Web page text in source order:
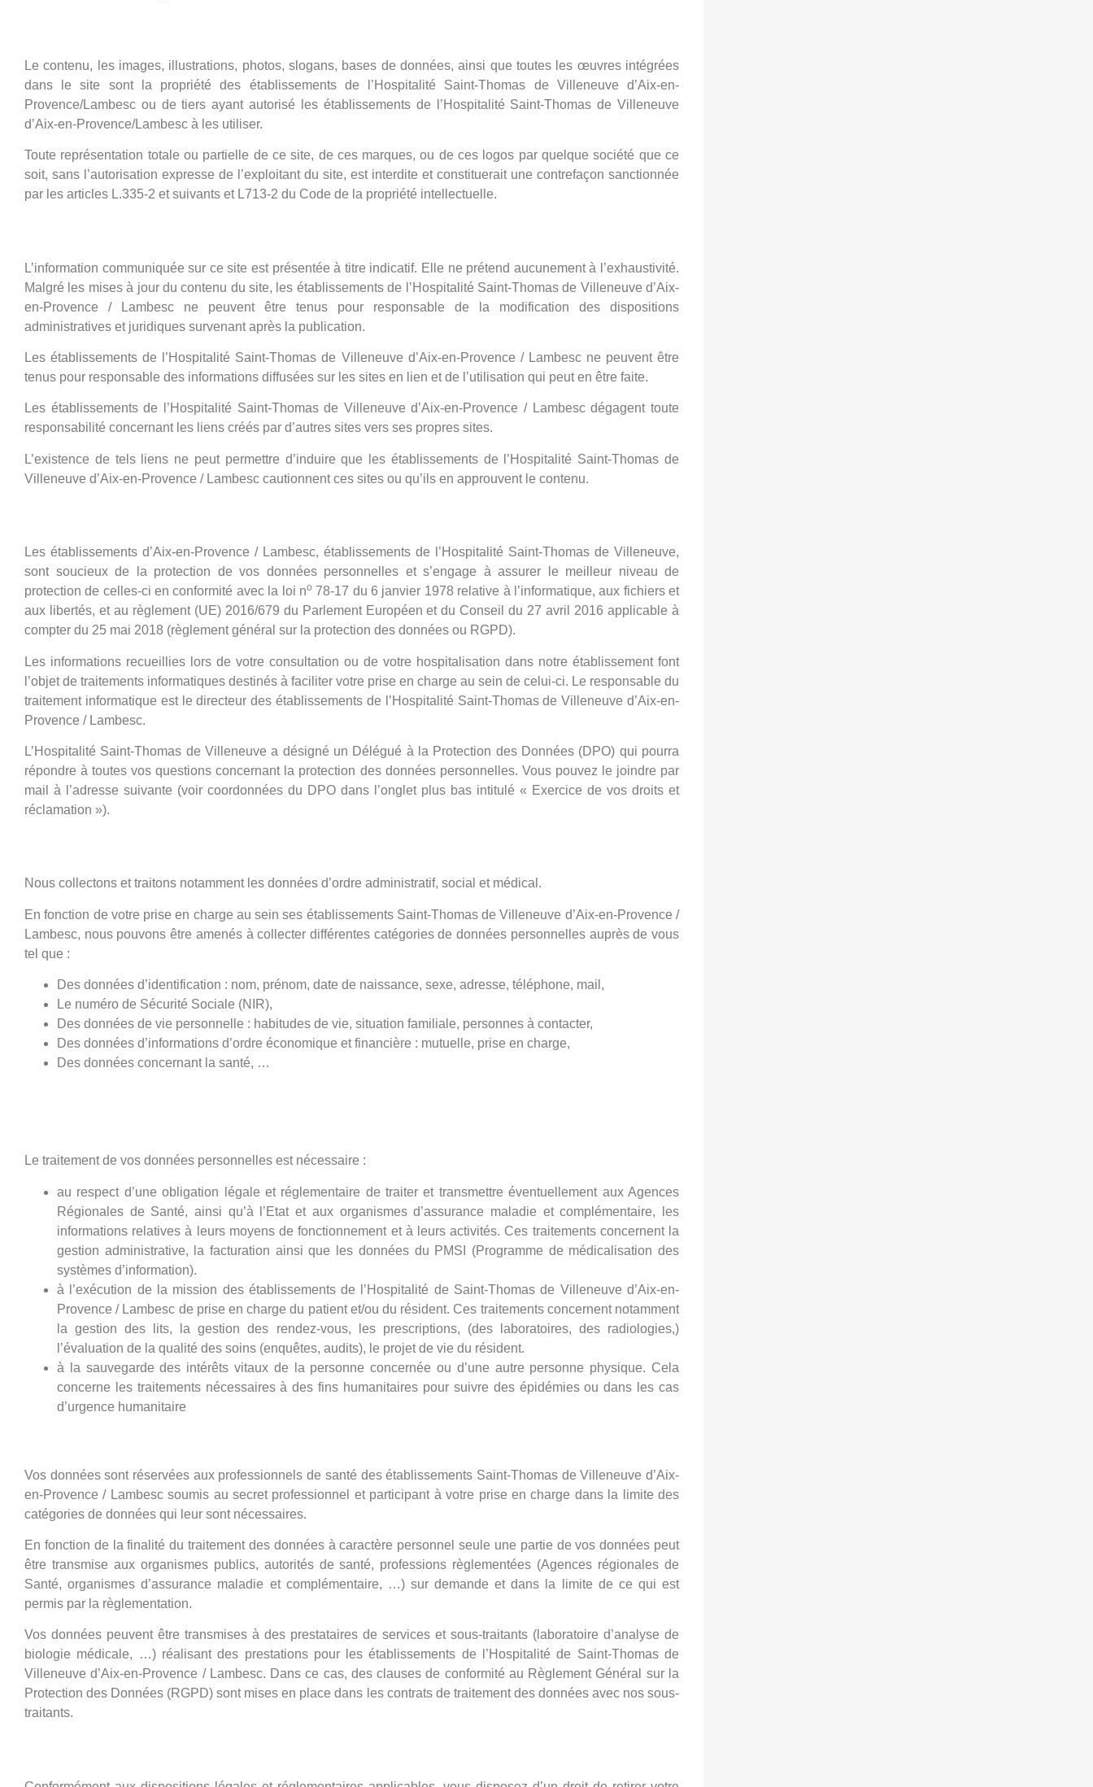
Le contenu, les images, illustrations, photos, slogans, bases de données, ainsi que toutes les œuvres intégrées
dans le site sont la propriété des établissements de l’Hospitalité Saint-Thomas de Villeneuve d’Aix-en-
Provence/Lambesc ou de tiers ayant autorisé les établissements de l’Hospitalité Saint-Thomas de Villeneuve
d’Aix-en-Provence/Lambesc à les utiliser.
Toute représentation totale ou partielle de ce site, de ces marques, ou de ces logos par quelque société que ce
soit, sans l’autorisation expresse de l’exploitant du site, est interdite et constituerait une contrefaçon sanctionnée
par les articles L.335-2 et suivants et L713-2 du Code de la propriété intellectuelle.
L’information communiquée sur ce site est présentée à titre indicatif. Elle ne prétend aucunement à l’exhaustivité.
Malgré les mises à jour du contenu du site, les établissements de l’Hospitalité Saint-Thomas de Villeneuve d’Aix-
en-Provence / Lambesc ne peuvent être tenus pour responsable de la modification des dispositions
administratives et juridiques survenant après la publication.
Les établissements de l’Hospitalité Saint-Thomas de Villeneuve d’Aix-en-Provence / Lambesc ne peuvent être
tenus pour responsable des informations diffusées sur les sites en lien et de l’utilisation qui peut en être faite.
Les établissements de l’Hospitalité Saint-Thomas de Villeneuve d’Aix-en-Provence / Lambesc dégagent toute
responsabilité concernant les liens créés par d’autres sites vers ses propres sites.
L’existence de tels liens ne peut permettre d’induire que les établissements de l’Hospitalité Saint-Thomas de
Villeneuve d’Aix-en-Provence / Lambesc cautionnent ces sites ou qu’ils en approuvent le contenu.
Les établissements d’Aix-en-Provence / Lambesc, établissements de l’Hospitalité Saint-Thomas de Villeneuve,
sont soucieux de la protection de vos données personnelles et s’engage à assurer le meilleur niveau de
protection de celles-ci en conformité avec la loi no 78-17 du 6 janvier 1978 relative à l’informatique, aux fichiers et
aux libertés, et au règlement (UE) 2016/679 du Parlement Européen et du Conseil du 27 avril 2016 applicable à
compter du 25 mai 2018 (règlement général sur la protection des données ou RGPD).
Les informations recueillies lors de votre consultation ou de votre hospitalisation dans notre établissement font
l’objet de traitements informatiques destinés à faciliter votre prise en charge au sein de celui-ci. Le responsable du
traitement informatique est le directeur des établissements de l’Hospitalité Saint-Thomas de Villeneuve d’Aix-en-
Provence / Lambesc.
L’Hospitalité Saint-Thomas de Villeneuve a désigné un Délégué à la Protection des Données (DPO) qui pourra
répondre à toutes vos questions concernant la protection des données personnelles. Vous pouvez le joindre par
mail à l’adresse suivante (voir coordonnées du DPO dans l’onglet plus bas intitulé « Exercice de vos droits et
réclamation »).
Nous collectons et traitons notamment les données d’ordre administratif, social et médical.
En fonction de votre prise en charge au sein ses établissements Saint-Thomas de Villeneuve d’Aix-en-Provence /
Lambesc, nous pouvons être amenés à collecter différentes catégories de données personnelles auprès de vous
tel que :
Des données d’identification : nom, prénom, date de naissance, sexe, adresse, téléphone, mail,
Le numéro de Sécurité Sociale (NIR),
Des données de vie personnelle : habitudes de vie, situation familiale, personnes à contacter,
Des données d’informations d’ordre économique et financière : mutuelle, prise en charge,
Des données concernant la santé, …
Le traitement de vos données personnelles est nécessaire :
au respect d’une obligation légale et réglementaire de traiter et transmettre éventuellement aux Agences
Régionales de Santé, ainsi qu’à l’Etat et aux organismes d’assurance maladie et complémentaire, les
informations relatives à leurs moyens de fonctionnement et à leurs activités. Ces traitements concernent la
gestion administrative, la facturation ainsi que les données du PMSI (Programme de médicalisation des
systèmes d’information).
à l’exécution de la mission des établissements de l’Hospitalité de Saint-Thomas de Villeneuve d’Aix-en-
Provence / Lambesc de prise en charge du patient et/ou du résident. Ces traitements concernent notamment
la gestion des lits, la gestion des rendez-vous, les prescriptions, (des laboratoires, des radiologies,)
l’évaluation de la qualité des soins (enquêtes, audits), le projet de vie du résident.
à la sauvegarde des intérêts vitaux de la personne concernée ou d’une autre personne physique. Cela
concerne les traitements nécessaires à des fins humanitaires pour suivre des épidémies ou dans les cas
d’urgence humanitaire
Vos données sont réservées aux professionnels de santé des établissements Saint-Thomas de Villeneuve d’Aix-
en-Provence / Lambesc soumis au secret professionnel et participant à votre prise en charge dans la limite des
catégories de données qui leur sont nécessaires.
En fonction de la finalité du traitement des données à caractère personnel seule une partie de vos données peut
être transmise aux organismes publics, autorités de santé, professions règlementées (Agences régionales de
Santé, organismes d’assurance maladie et complémentaire, …) sur demande et dans la limite de ce qui est
permis par la règlementation.
Vos données peuvent être transmises à des prestataires de services et sous-traitants (laboratoire d’analyse de
biologie médicale, …) réalisant des prestations pour les établissements de l’Hospitalité de Saint-Thomas de
Villeneuve d’Aix-en-Provence / Lambesc. Dans ce cas, des clauses de conformité au Règlement Général sur la
Protection des Données (RGPD) sont mises en place dans les contrats de traitement des données avec nos sous-
traitants.